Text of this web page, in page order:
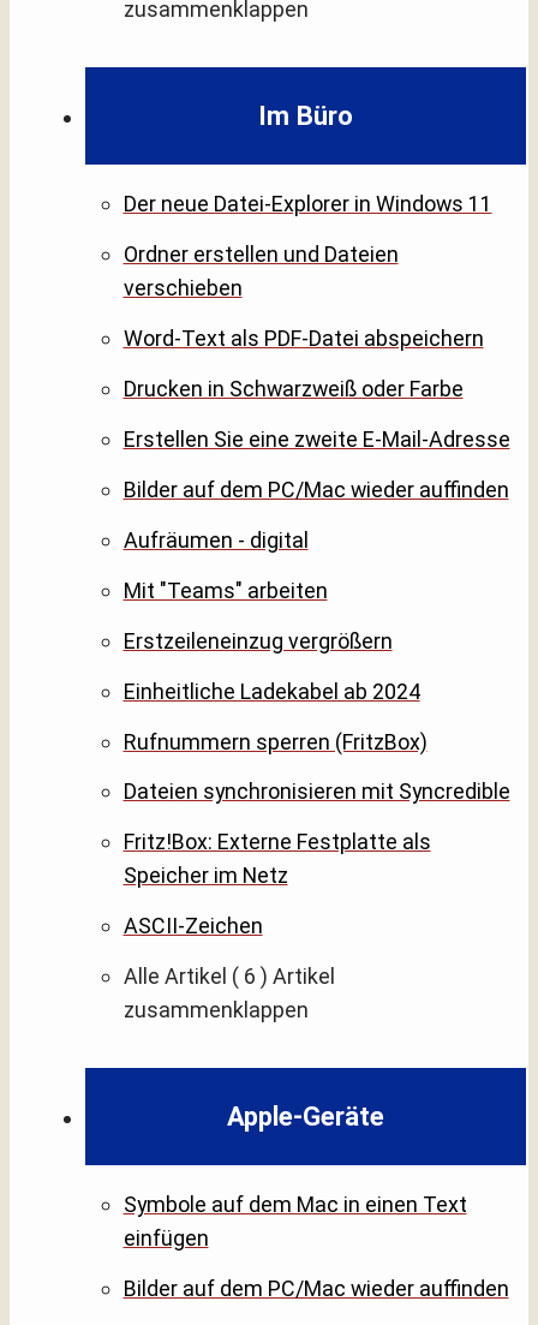
zusammenklappen
Im Büro
Der neue Datei-Explorer in Windows 11
Ordner erstellen und Dateien
verschieben
Word-Text als PDF-Datei abspeichern
Drucken in Schwarzweiß oder Farbe
Erstellen Sie eine zweite E-Mail-Adresse
Bilder auf dem PC/Mac wieder auffinden
Aufräumen - digital
Mit "Teams" arbeiten
Erstzeileneinzug vergrößern
Einheitliche Ladekabel ab 2024
Rufnummern sperren (FritzBox)
Dateien synchronisieren mit Syncredible
Fritz!Box: Externe Festplatte als
Speicher im Netz
ASCII-Zeichen
Alle Artikel ( 6 ) Artikel
zusammenklappen
Apple-Geräte
Symbole auf dem Mac in einen Text
einfügen
Bilder auf dem PC/Mac wieder auffinden